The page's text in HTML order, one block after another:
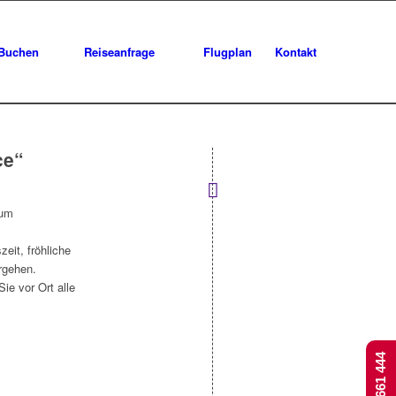
Reiseanfrage Flugplan Kontakt
fröhliche
vor Ort alle